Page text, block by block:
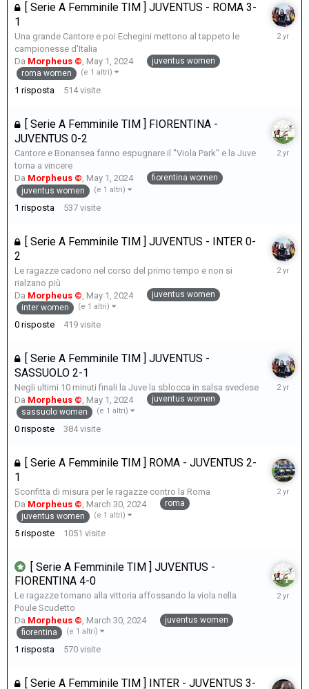
[ Serie A Femminile TIM ] JUVENTUS - ROMA 3-
1
Una grande Cantore e poi Echegini mettono al tappeto le
campionesse d'Italia
Da Morpheus ©, May 1, 2024
juventus women
roma women
(e 1 altri)
1 risposta 514 visite
May
[ Serie A Femminile TIM ] FIORENTINA -
JUVENTUS 0-2
Cantore e Bonansea fanno espugnare il "Viola Park" e la Juve
torna a vincere
Da Morpheus ©, May 1, 2024
fiorentina women
juventus women
(e 1 altri)
1 risposta 537 visite
May
[ Serie A Femminile TIM ] JUVENTUS - INTER 0-
2
Le ragazze cadono nel corso del primo tempo e non si
rialzano più
Da Morpheus © May 1, 2024
juventus women
inter women
(e 1 altri)
0 risposte 419 visite
May
[ Serie A Femminile TIM ] JUVENTUS -
SASSUOLO 2-1
Negli ultimi 10 minuti finali la Juve la sblocca in salsa svedese
Da Morpheus © May 1, 2024
juventus women
sassuolo women
(e 1 altri)
0 risposte 384 visite
May
[ Serie A Femminile TIM ] ROMA - JUVENTUS 2-
1
Sconfitta di misura per le ragazze contro la Roma
Da Morpheus © March 30, 2024
roma
juventus women
(e 1 altri)
5 risposte 1051 visite
April
[ Serie A Femminile TIM ] JUVENTUS -
FIORENTINA 4-0
Le ragazze tornano alla vittoria affossando la viola nella
Poule Scudetto
Da Morpheus © March 30, 2024
juventus women
fiorentina
(e 1 altri)
1 risposta 570 visite
March
[ Serie A Femminile TIM ] INTER - JUVENTUS 3-